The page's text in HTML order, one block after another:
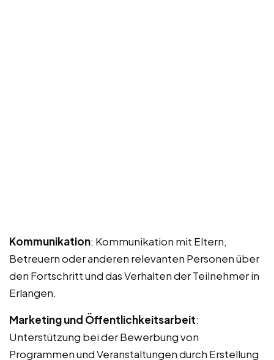
Kommunikation: Kommunikation mit Eltern,
Betreuern oder anderen relevanten Personen über
den Fortschritt und das Verhalten der Teilnehmer in
Erlangen.
Marketing und Öffentlichkeitsarbeit:
Unterstützung bei der Bewerbung von
Programmen und Veranstaltungen durch Erstellung